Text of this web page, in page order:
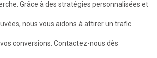
Grâce à des stratégies personnalisées et
nous vous aidons à attirer un trafic
conversions. Contactez-nous dès